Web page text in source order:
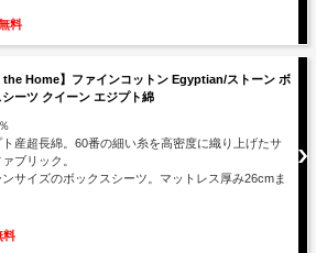
料
the Home】ファインコットン Egyptian/ストーン ボ
シーツ クイーン エジプト綿
ト産超長綿。60番の細い糸を高密度に織り上げたサ
ブリック。
ンサイズのボックスシーツ。マットレス厚み26cmま
料